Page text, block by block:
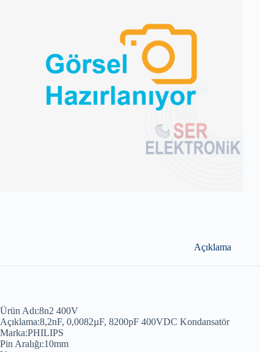
Açıklama
Ürün Adı:8n2 400V
Açıklama:8,2nF, 0,0082µF, 8200pF 400VDC Kondansatör
Marka:PHILIPS
Pin Aralığı:10mm